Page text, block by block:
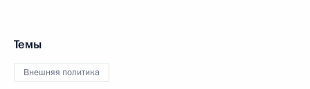
Темы
Внешняя политика